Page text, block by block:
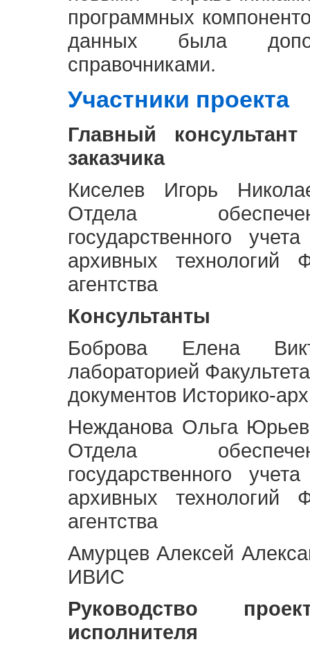
программных
данных была
справочниками.
Участники проекта
Главный
заказчика
Киселев Игорь
Отдела
государственного
архивных технологий
агентства
Консультанты
Боброва Елена
лабораторией
документов Историко-
Нежданова Ольга
Отдела
государственного
архивных технологий
агентства
Амурцев Алексей
ИВИС
Руководство
исполнителя